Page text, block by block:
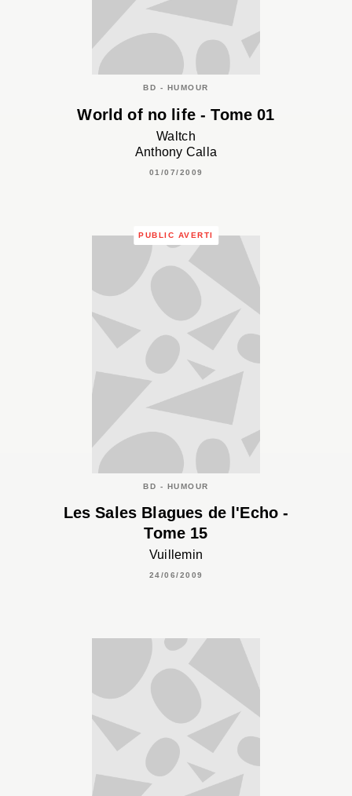
BD - HUMOUR
World of no life - Tome 01
Waltch
Anthony Calla
01/07/2009
PUBLIC AVERTI
BD - HUMOUR
Les Sales Blagues de l'Echo -
Tome 15
Vuillemin
24/06/2009